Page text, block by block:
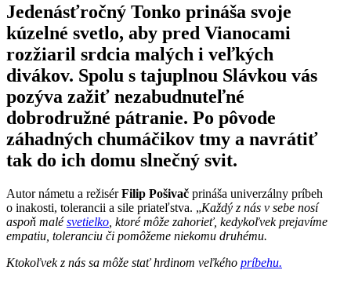
Jedenásťročný Tonko prináša svoje
kúzelné svetlo, aby pred Vianocami
rozžiaril srdcia malých i veľkých
divákov. Spolu s tajuplnou Slávkou vás
pozýva zažiť nezabudnuteľné
dobrodružné pátranie. Po pôvode
záhadných chumáčikov tmy a navrátiť
tak do ich domu slnečný svit.
Autor námetu a režisérFilip Pošivač prináša univerzálny príbeh
o inakosti, tolerancii a sile priateľstva. „Každý z nás v sebe nosí
aspoň malésvetielko , ktoré môže zahorieť, kedykoľvek prejavíme
empatiu, toleranciu či pomôžeme niekomu druhému.
Ktokoľvek z nás sa môže stať hrdinom veľkého príbehu.